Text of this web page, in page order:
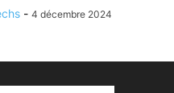
- 4 décembre 2024